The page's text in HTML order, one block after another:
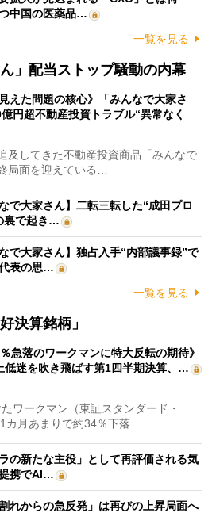
中国の医薬品…
一覧を見る
」配当ストップ騒動の内幕
見えた問題の核心》「みんなで大家さ
円超不動産投資トラブル“異常なく
及してきた不動産投資商品「みんなで
局面を迎えている…
で大家さん】二転三転した“成田プロ
裏で起き…
で大家さん】独占入手“内部議事録”で
表の思…
一覧を見る
決算銘柄」
％急落のワークマンに特大反転の期待》
低迷を吹き飛ばす第1四半期決算、…
ワークマン（東証スタンダード・
カ月あまりで約34％下落…
の新たな主役」として再評価される気
携でAI…
れからの急反発」は再びの上昇局面へ